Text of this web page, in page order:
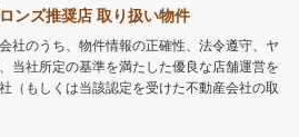
ンズ推奨店 取り扱い物件
社のうち、物件情報の正確性、法令遵守、ヤ
当社所定の基準を満たした優良な店舗運営を
（もしくは当該認定を受けた不動産会社の取